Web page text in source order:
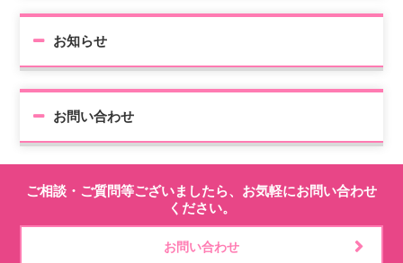
お知らせ
お問い合わせ
ご相談・ご質問等ございましたら、お気軽にお問い合わせ
ください。
お問い合わせ